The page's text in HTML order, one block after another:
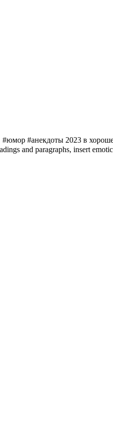
#анекдоты 2023 в хорошем
and paragraphs, insert